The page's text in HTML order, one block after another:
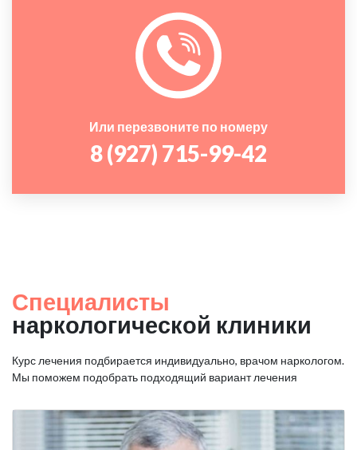
Или перезвоните по номеру
8 (927) 715-99-42
Специалисты
наркологической клиники
Курс лечения подбирается индивидуально, врачом наркологом.
Мы поможем подобрать подходящий вариант лечения